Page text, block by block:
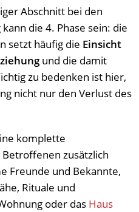
Abschnitt bei den
die 4. Phase sein: die
setzt häufig die Einsicht
und die damit
zu bedenken ist hier,
nicht nur den Verlust des
komplette
Betroffenen zusätzlich
Freunde und Bekannte,
Rituale und
oder das Haus